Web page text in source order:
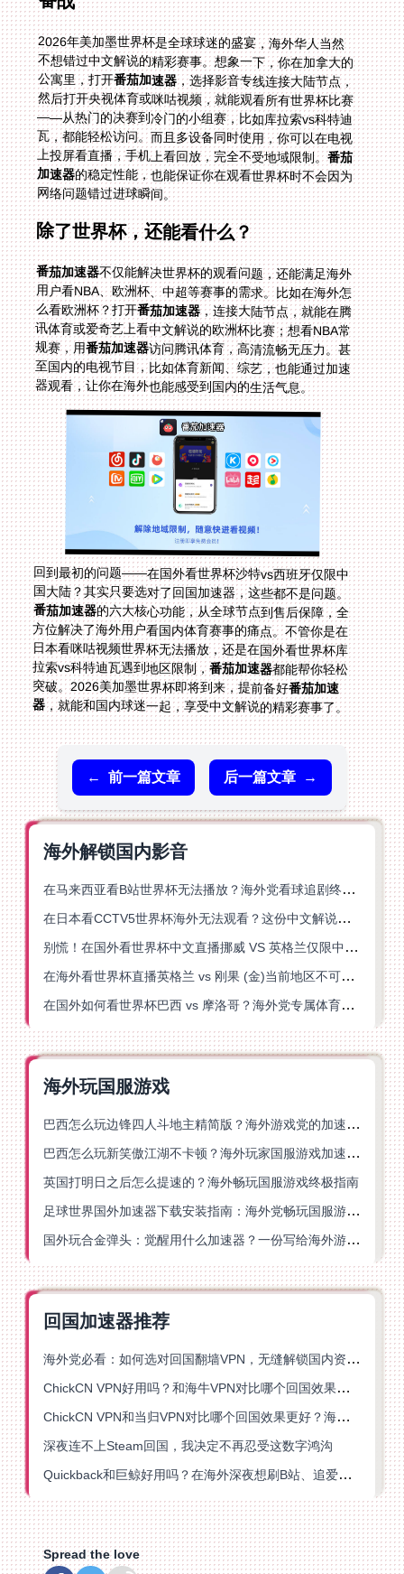
2026年美加墨世界杯是全球球迷的盛宴，海外华人当然
不想错过中文解说的精彩赛事。想象一下，你在加拿大的
公寓里，打开番茄加速器，选择影音专线连接大陆节点，
然后打开央视体育或咪咕视频，就能观看所有世界杯比赛
——从热门的决赛到冷门的小组赛，比如库拉索vs科特迪
瓦，都能轻松访问。而且多设备同时使用，你可以在电视
上投屏看直播，手机上看回放，完全不受地域限制。番茄
加速器的稳定性能，也能保证你在观看世界杯时不会因为
网络问题错过进球瞬间。
除了世界杯，还能看什么？
番茄加速器不仅能解决世界杯的观看问题，还能满足海外
用户看NBA、欧洲杯、中超等赛事的需求。比如在海外怎
么看欧洲杯？打开番茄加速器，连接大陆节点，就能在腾
讯体育或爱奇艺上看中文解说的欧洲杯比赛；想看NBA常
规赛，用番茄加速器访问腾讯体育，高清流畅无压力。甚
至国内的电视节目，比如体育新闻、综艺，也能通过加速
器观看，让你在海外也能感受到国内的生活气息。
回到最初的问题——在国外看世界杯沙特vs西班牙仅限中
国大陆？其实只要选对了回国加速器，这些都不是问题。
番茄加速器的六大核心功能，从全球节点到售后保障，全
方位解决了海外用户看国内体育赛事的痛点。不管你是在
日本看咪咕视频世界杯无法播放，还是在国外看世界杯库
拉索vs科特迪瓦遇到地区限制，番茄加速器都能帮你轻松
突破。2026美加墨世界杯即将到来，提前备好番茄加速
器，就能和国内球迷一起，享受中文解说的精彩赛事了。
← 前一篇文章 后一篇文章 →
海外解锁国内影音
在马来西亚看B站世界杯无法播放？海外党看球追剧终极指南来了！
在日本看CCTV5世界杯海外无法观看？这份中文解说观赛指南帮你解决
别慌！在国外看世界杯中文直播挪威 VS 英格兰仅限中国大陆？这篇指南帮你搞定
在海外看世界杯直播英格兰 vs 刚果 (金)当前地区不可播放？这篇指南帮你突破所有限制
在国外如何看世界杯巴西 vs 摩洛哥？海外党专属体育观赛指南来了
海外玩国服游戏
巴西怎么玩边锋四人斗地主精简版？海外游戏党的加速器终极选择
巴西怎么玩新笑傲江湖不卡顿？海外玩家国服游戏加速终极指南（附猫和老鼠一梦江湖实测）
英国打明日之后怎么提速的？海外畅玩国服游戏终极指南
足球世界国外加速器下载安装指南：海外党畅玩国服游戏的终极解决方案
国外玩合金弹头：觉醒用什么加速器？一份写给海外游子的畅玩指南
回国加速器推荐
海外党必看：如何选对回国翻墙VPN，无缝解锁国内资源？
ChickCN VPN好用吗？和海牛VPN对比哪个回国效果更好？
ChickCN VPN和当归VPN对比哪个回国效果更好？海外党亲测后选了它
深夜连不上Steam回国，我决定不再忍受这数字鸿沟
Quickback和巨鲸好用吗？在海外深夜想刷B站、追爱奇艺的你，或许正需要这份答案
Spread the love